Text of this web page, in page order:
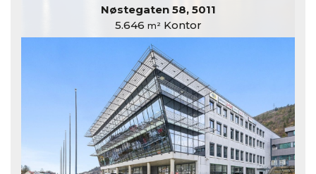
Nøstegaten 58, 5011
5.646 m²Kontor